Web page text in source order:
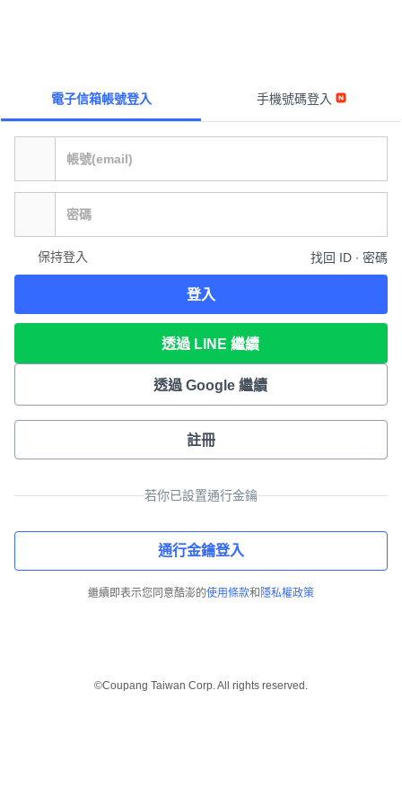
電子信箱帳號登入 手機號碼登入
保持登入 找回 ID ∙ 密碼
登入
透過 LINE 繼續
透過 Google 繼續
註冊
若你已設置通行金鑰
通行金鑰登入
繼續即表示您同意酷澎的使用條款和 隱私權政策
©Coupang Taiwan Corp. All rights reserved.